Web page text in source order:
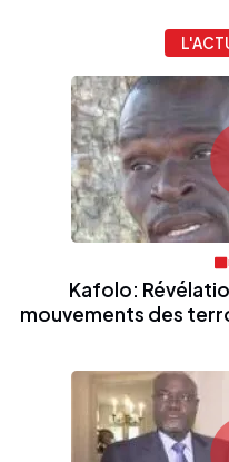
Kafolo:
mouvements des